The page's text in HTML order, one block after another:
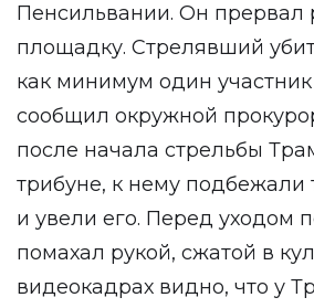
Пенсильвании. Он прервал
площадку. Стрелявший
как минимум один
сообщил окружной
после начала стрельбы
трибуне, к нему подбежали
и увели его. Перед уходом
помахал рукой, сжатой в
видеокадрах видно, что у